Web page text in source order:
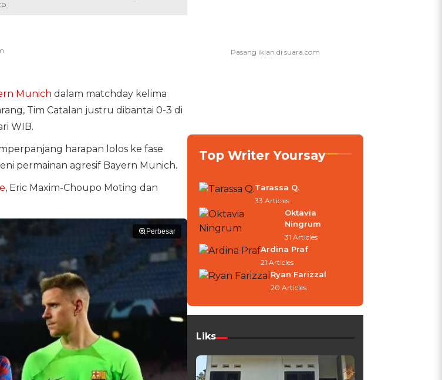
Munich dalam matchday kelima
Tim Catalan justru dibantai 0-3 di
WIB.
harapan lolos ke fase
permainan agresif Bayern Munich.
, Eric Maxim-Choupo Moting dan
Perbesar
Top Writer Yoursay
Tarassa Q.
33 Articles
Oktavia
Ningrum
31 Articles
Ardina Praf
21 Articles
Ryan Farizzal
20 Articles
Liks